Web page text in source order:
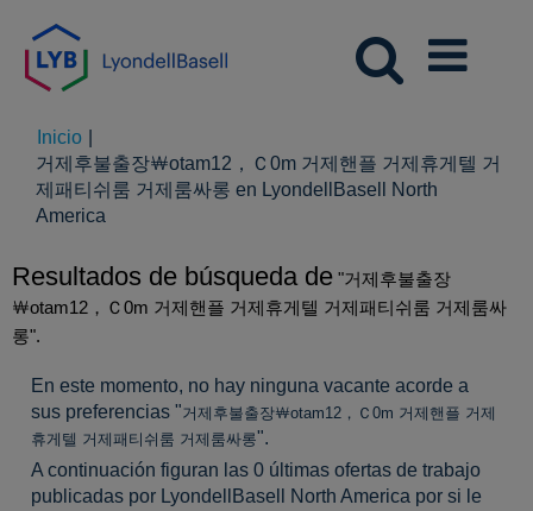
Inicio
거제후불출장￦otam12，Ｃ0m 거제핸플 거제휴게텔 거
제패티쉬룸 거제룸싸롱 en LyondellBasell North
America
Resultados de búsqueda de "거제후불출장
￦otam12，Ｃ0m 거제핸플 거제휴게텔 거제패티쉬룸 거제룸싸
롱".
En este momento, no hay ninguna vacante acorde a
sus preferencias "거제후불출장￦otam12，Ｃ0m 거제핸플 거제
휴게텔 거제패티쉬룸 거제룸싸롱".
A continuación figuran las 0 últimas ofertas de trabajo
publicadas por LyondellBasell North America por si le